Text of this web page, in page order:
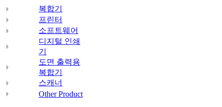
복합기
프린터
소프트웨어
디지털 인쇄
기
도면 출력용
복합기
스캐너
Other Product